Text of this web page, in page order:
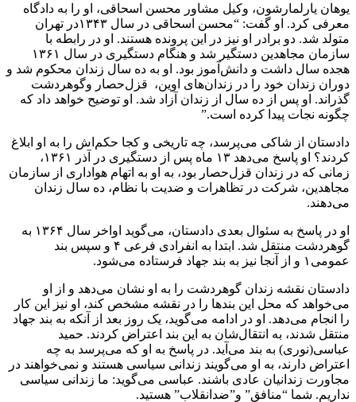
یوهان یارلمارشون، وکیل مشاور محسن اسحاقی، او را به دادگاه
معرفی کرد. او گفت: “محسن اسحاقی در سال ١۳۴۳در تهران
متولد شد. دو برادر او نیز در این پرونده هستند. او در رابطه با
سازمان مجاهدین دستگیر شد و هنگام دستگیری در سال ١۳۶١
هجده سال داشت و دانش‌آموز بود. او به ده سال زندان محکوم شد و
دوران زندان خود را در زندان‌های اوین، قزل‌حصار وگوهردشت
گذراند. او پس از ده سال از زندان آزاد شد. او توضیح خواهد داد که
چگونه نجات پیدا کرده است.”
دادستان از شاکی می‌پرسد، چه تاریخی و کجا حکم‌اش را به او ابلاغ
کردند؟ او پاسخ می‌دهد ١۳ ماه پس از دستگیری‌ در آذر ١۳۶١،
زمانی که در زندان قزل‌حصار بود، به او به اتهام هواداری از سازمان
مجاهدین، شرکت در تظاهرات و ضدیت با نظام، ده سال زندان
می‌دهند.
او در پاسخ به سئوال بعدی دادستان، می‌گوید اواخر سال ١۳۶۴ به
گوهردشت منتقل شد. ابتدا به انفرادی فرعی ۴ و سپس بند
عمومی١ و از آنجا نیز به بند جهاد فرستاده می‌شود.
دادستان نقشه زندان گوهردشت را به او نشان می‌دهد و از او
می‌خواهد که محل این بندها را در نقشه مشخص کند، او نیز این کار
را انجام می‌دهد. او در ادامه می‌گوید، یک روز بعد از آنکه به بند جهاد
منتقل شدند، به انتقال‌شان به این بند اعتراض کردند. حمید
عباسی(نوری) به بند می‌آید. در پاسخ به او که می‌پرسد به چه
اعتراض دارند، به او می‌گویند زندانی سیاسی هستند و نمی‌خواهند در
مجاورت زندانیان عادی باشند. عباسی می‌گوید: ما زندانی سیاسی
نداریم. شما “منافق” و”ضدانقلاب” هستید.